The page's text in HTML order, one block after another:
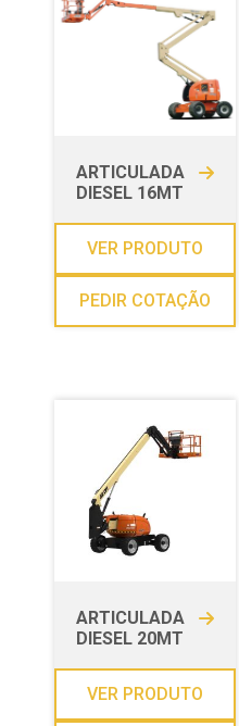
ARTICULADA
DIESEL 16MT
VER PRODUTO
PEDIR COTAÇÃO
ARTICULADA
DIESEL 20MT
VER PRODUTO